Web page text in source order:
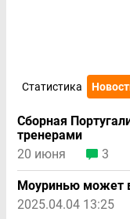
Статистика
Сборная
тренерами
20 июня
3
Моуринью может
2025.04.04 13:25